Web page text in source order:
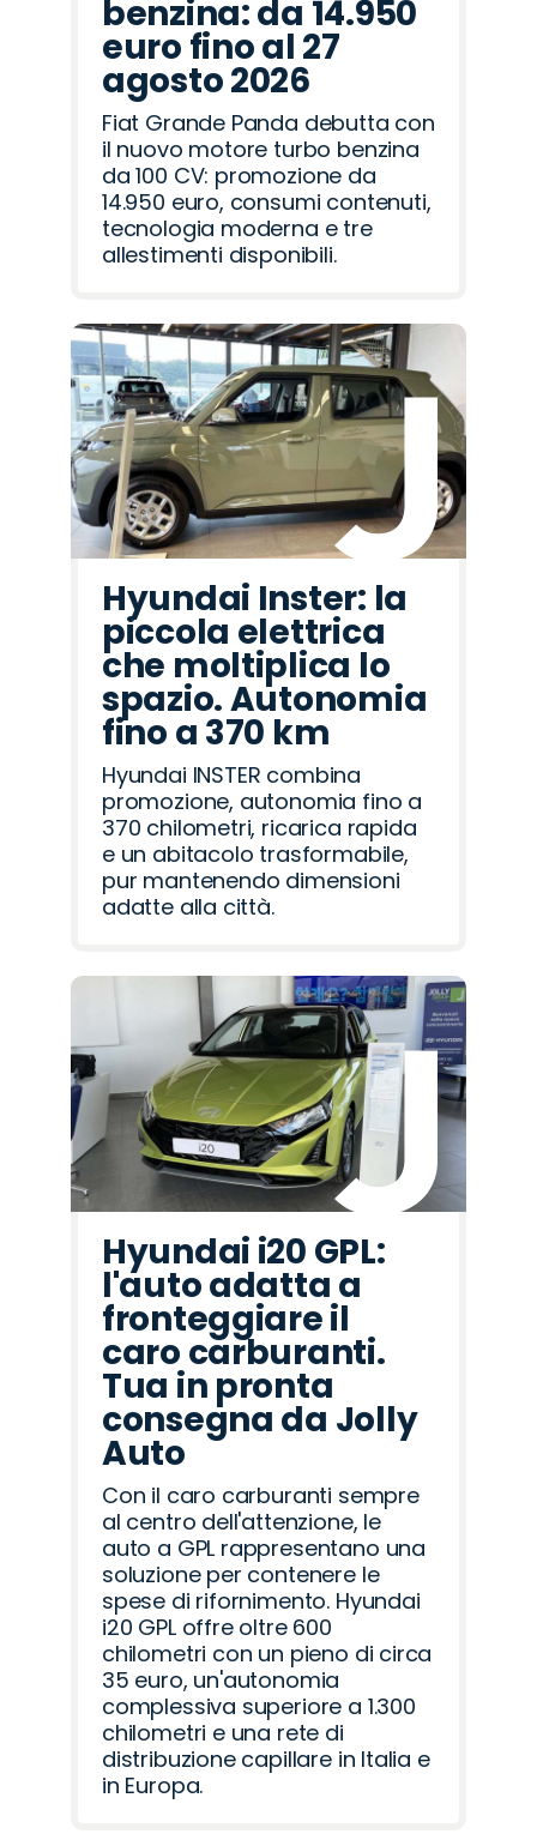
benzina: da 14.950
euro fino al 27
agosto 2026
Fiat Grande Panda debutta con
il nuovo motore turbo benzina
da 100 CV: promozione da
14.950 euro, consumi contenuti,
tecnologia moderna e tre
allestimenti disponibili.
Hyundai Inster: la
piccola elettrica
che moltiplica lo
spazio. Autonomia
fino a 370 km
Hyundai INSTER combina
promozione, autonomia fino a
370 chilometri, ricarica rapida
e un abitacolo trasformabile,
pur mantenendo dimensioni
adatte alla città.
Hyundai i20 GPL:
l'auto adatta a
fronteggiare il
caro carburanti.
Tua in pronta
consegna da Jolly
Auto
Con il caro carburanti sempre
al centro dell'attenzione, le
auto a GPL rappresentano una
soluzione per contenere le
spese di rifornimento. Hyundai
i20 GPL offre oltre 600
chilometri con un pieno di circa
35 euro, un'autonomia
complessiva superiore a 1.300
chilometri e una rete di
distribuzione capillare in Italia e
in Europa.